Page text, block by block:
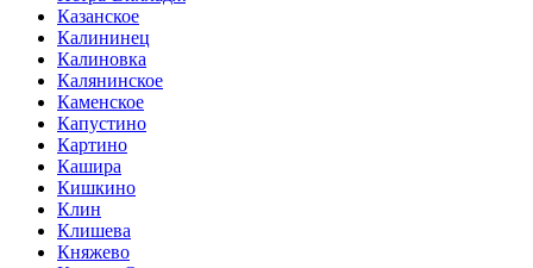
Казанское
Калининец
Калиновка
Калянинское
Каменское
Капустино
Картино
Кашира
Кишкино
Клин
Клишева
Княжево